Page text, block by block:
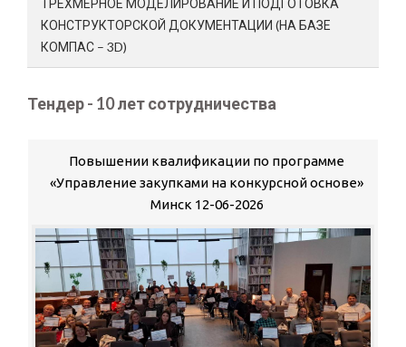
ТРЁХМЕРНОЕ МОДЕЛИРОВАНИЕ И ПОДГОТОВКА
КОНСТРУКТОРСКОЙ ДОКУМЕНТАЦИИ (НА БАЗЕ
КОМПАС – 3D)
Тендер - 10 лет сотрудничества
Повышении квалификации по программе
«Управление закупками на конкурсной основе»
Минск 12-06-2026